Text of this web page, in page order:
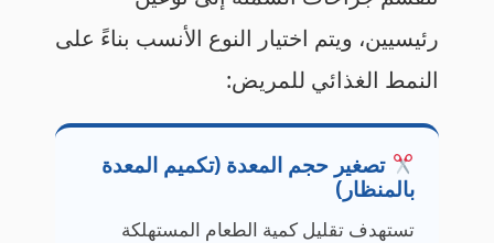
رئيسيين، ويتم اختيار النوع الأنسب بناءً على
النمط الغذائي للمريض:
تصغير حجم المعدة (تكميم المعدة
بالمنظار)
تستهدف تقليل كمية الطعام المستهلكة